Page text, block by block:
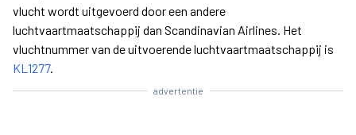
vlucht wordt uitgevoerd door een andere
luchtvaartmaatschappij dan Scandinavian Airlines. Het
vluchtnummer van de uitvoerende luchtvaartmaatschappij is
KL1277.
advertentie